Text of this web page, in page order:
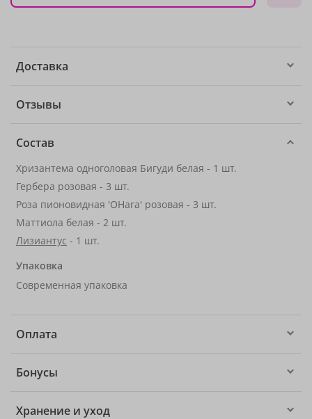
Доставка
Отзывы
Состав
Хризантема одноголовая Бигуди белая - 1 шт.
Гербера розовая - 3 шт.
Роза пионовидная 'OHara' розовая - 3 шт.
Маттиола белая - 2 шт.
Лизиантус - 1 шт.
Упаковка
Современная упаковка
Оплата
Бонусы
Хранение и уход